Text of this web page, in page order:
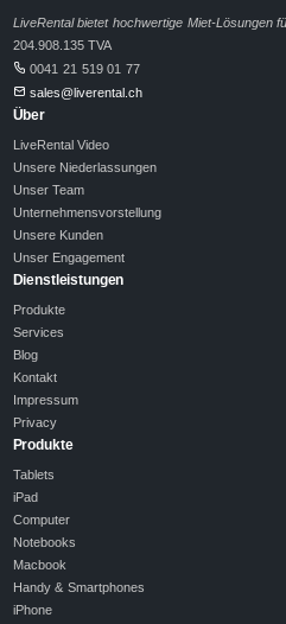
LiveRental bietet hochwertige Miet-Lösungen
204.908.135 TVA
0041 21 519 01 77
sales@liverental.ch
Über
LiveRental Video
Unsere Niederlassungen
Unser Team
Unternehmensvorstellung
Unsere Kunden
Unser Engagement
Dienstleistungen
Produkte
Services
Blog
Kontakt
Impressum
Privacy
Produkte
Tablets
iPad
Computer
Notebooks
Macbook
Handy & Smartphones
iPhone